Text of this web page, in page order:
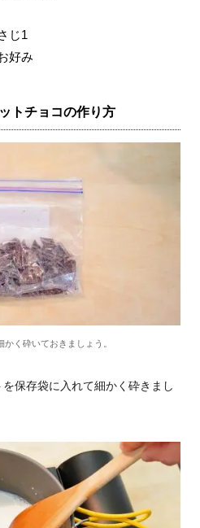
じ1
好み
トチョコの作り方
く砕いておきましょう。
保存袋に入れて細かく砕きまし